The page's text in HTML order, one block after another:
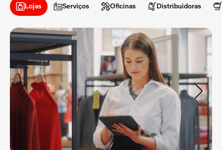
Lojas Serviços Oficinas Distribuidoras